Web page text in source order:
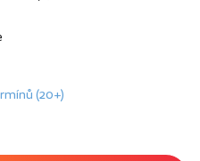
(20+)